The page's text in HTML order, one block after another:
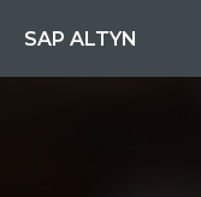
SAP ALTYN